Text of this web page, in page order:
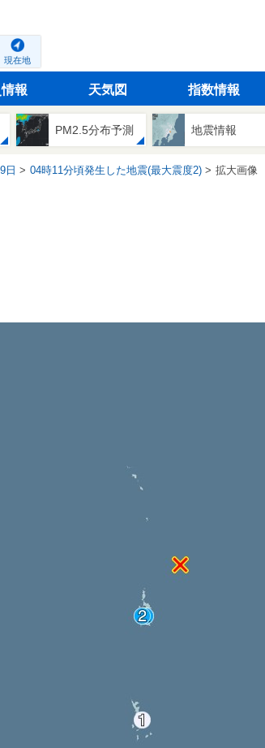
現在地
報 天気図 指数情報
PM2.5分布予測 地震情報
日 04時11分頃発生した地震(最大震度2) 拡大画像